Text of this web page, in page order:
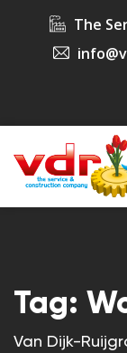
The
Tag:
Van Dijk-